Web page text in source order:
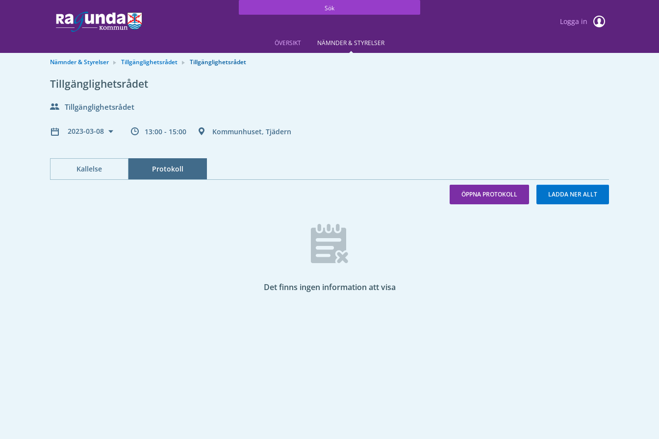
Sök
Logga in
ÖVERSIKT NÄMNDER & STYRELSER
Nämnder & Styrelser Tillgänglighetsrådet Tillgänglighetsrådet
Tillgänglighetsrådet
Tillgänglighetsrådet
2023-03-08 13:00 - 15:00 Kommunhuset, Tjädern
Kallelse Protokoll
ÖPPNA PROTOKOLL LADDA NER ALLT
Det finns ingen information att visa